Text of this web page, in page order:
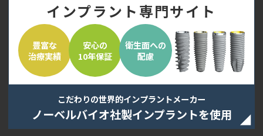
インプラント専門サイト
豊富な
治療実績
安心の
10年保証
衛生面への
配慮
こだわりの世界的インプラントメーカー
ノーベルバイオ社製インプラントを使用